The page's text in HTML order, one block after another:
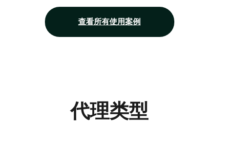
查看所有使用案例
代理类型